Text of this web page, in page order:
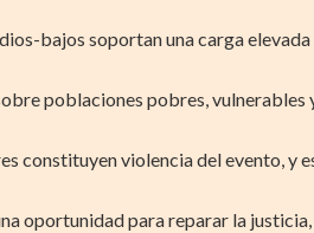
bajos soportan una carga
poblaciones pobres, vulnerables
constituyen violencia del evento, y
oportunidad para reparar la